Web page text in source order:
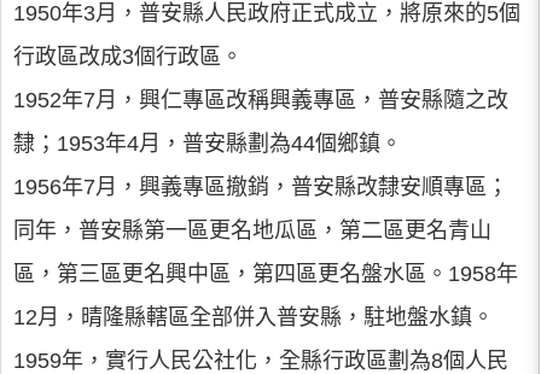
1950年3月，普安縣人民政府正式成立，將原來的5個
行政區改成3個行政區。
1952年7月，興仁專區改稱興義專區，普安縣隨之改
隸；1953年4月，普安縣劃為44個鄉鎮。
1956年7月，興義專區撤銷，普安縣改隸安順專區；
同年，普安縣第一區更名地瓜區，第二區更名青山
區，第三區更名興中區，第四區更名盤水區。1958年
12月，晴隆縣轄區全部併入普安縣，駐地盤水鎮。
1959年，實行人民公社化，全縣行政區劃為8個人民